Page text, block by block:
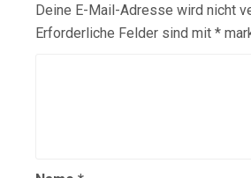
Deine E-Mail-Adresse wird nicht
Erforderliche Felder sind mit *